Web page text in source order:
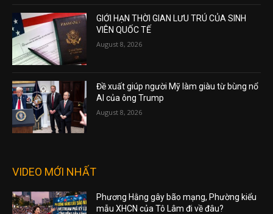
GIỚI HẠN THỜI GIAN LƯU TRÚ CỦA SINH
VIÊN QUỐC TẾ
August 8, 2026
Đề xuất giúp người Mỹ làm giàu từ bùng nổ
AI của ông Trump
August 8, 2026
VIDEO MỚI NHẤT
Phương Hằng gây bão mạng, Phường kiểu
mẫu XHCN của Tô Lâm đi về đâu?